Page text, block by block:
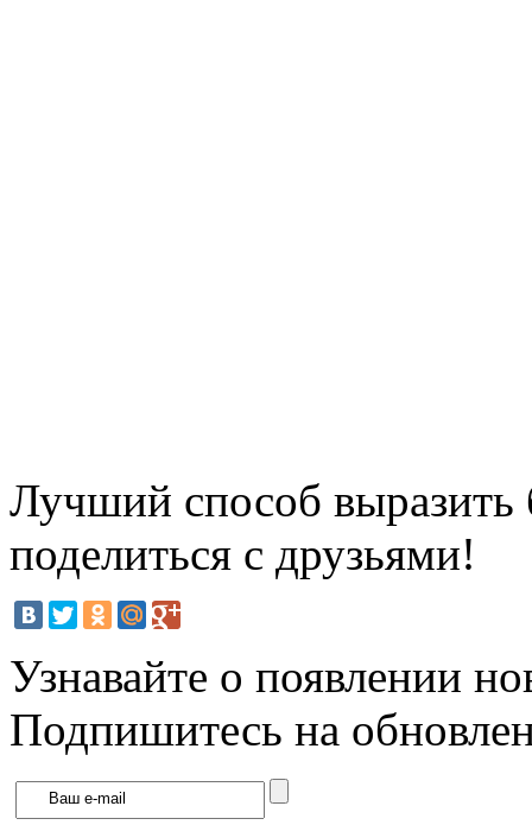
Лучший способ выразить
поделиться с друзьями!
Узнавайте о появлении
Подпишитесь на